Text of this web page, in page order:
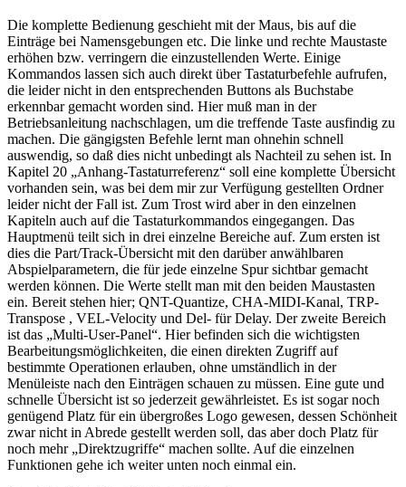
Die komplette Bedienung geschieht mit der Maus, bis auf die
Einträge bei Namensgebungen etc. Die linke und rechte Maustaste
erhöhen bzw. verringern die einzustellenden Werte. Einige
Kommandos lassen sich auch direkt über Tastaturbefehle aufrufen,
die leider nicht in den entsprechenden Buttons als Buchstabe
erkennbar gemacht worden sind. Hier muß man in der
Betriebsanleitung nachschlagen, um die treffende Taste ausfindig zu
machen. Die gängigsten Befehle lernt man ohnehin schnell
auswendig, so daß dies nicht unbedingt als Nachteil zu sehen ist. In
Kapitel 20 „Anhang-Tastaturreferenz“ soll eine komplette Übersicht
vorhanden sein, was bei dem mir zur Verfügung gestellten Ordner
leider nicht der Fall ist. Zum Trost wird aber in den einzelnen
Kapiteln auch auf die Tastaturkommandos eingegangen. Das
Hauptmenü teilt sich in drei einzelne Bereiche auf. Zum ersten ist
dies die Part/Track-Übersicht mit den darüber anwählbaren
Abspielparametern, die für jede einzelne Spur sichtbar gemacht
werden können. Die Werte stellt man mit den beiden Maustasten
ein. Bereit stehen hier; QNT-Quantize, CHA-MIDI-Kanal, TRP-
Transpose , VEL-Velocity und Del- für Delay. Der zweite Bereich
ist das „Multi-User-Panel“. Hier befinden sich die wichtigsten
Bearbeitungsmöglichkeiten, die einen direkten Zugriff auf
bestimmte Operationen erlauben, ohne umständlich in der
Menüleiste nach den Einträgen schauen zu müssen. Eine gute und
schnelle Übersicht ist so jederzeit gewährleistet. Es ist sogar noch
genügend Platz für ein übergroßes Logo gewesen, dessen Schönheit
zwar nicht in Abrede gestellt werden soll, das aber doch Platz für
noch mehr „Direktzugriffe“ machen sollte. Auf die einzelnen
Funktionen gehe ich weiter unten noch einmal ein.